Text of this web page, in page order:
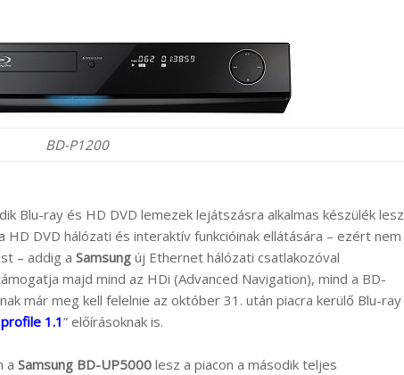
BD-P1200
Blu-ray és HD DVD lemezek lejátszásra alkalmas készülék lesz
HD DVD hálózati és interaktív funkcióinak ellátására – ezért nem
– addig a Samsung új Ethernet hálózati csatlakozóval
majd mind az HDi (Advanced Navigation), mind a BD-
már meg kell felelnie az október 31. után piacra kerülő Blu-ray
1.1” előírásoknak is.
a Samsung BD-UP5000 lesz a piacon a második teljes